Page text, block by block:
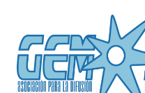
contenido